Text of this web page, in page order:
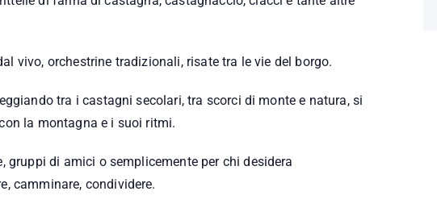
vivo, orchestrine tradizionali, risate tra le vie del borgo.
tra i castagni secolari, tra scorci di monte e natura, si
la montagna e i suoi ritmi.
gruppi di amici o semplicemente per chi desidera
camminare, condividere.